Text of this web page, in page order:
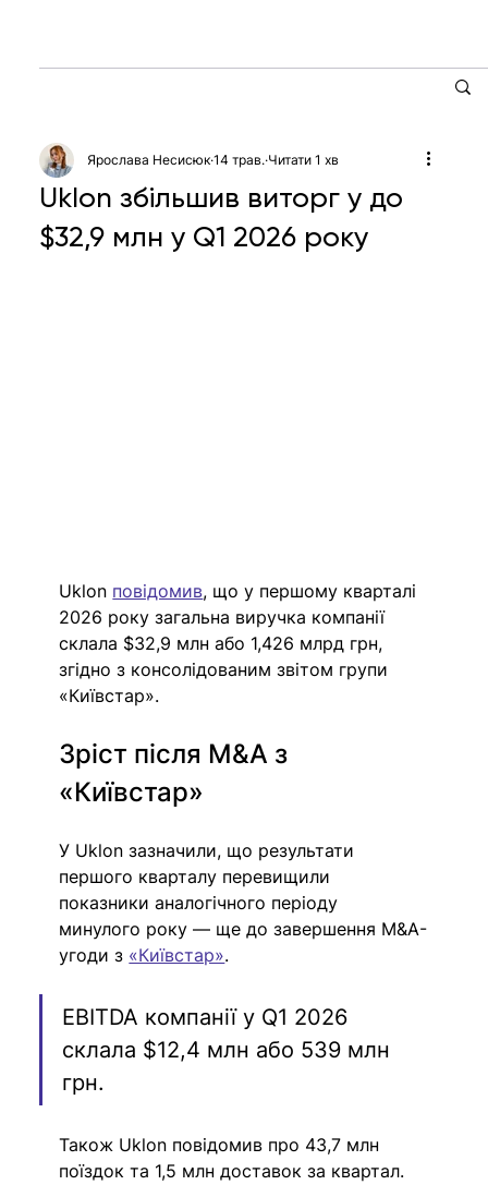
Uklon збільшив виторг у до
$32,9 млн у Q1 2026 року
Ярослава Несисюк 14 трав. Читати 1 хв
Uklon повідомив, що у першому кварталі
2026 року загальна виручка компанії
склала $32,9 млн або 1,426 млрд грн,
згідно з консолідованим звітом групи
«Київстар».
Зріст після M&A з
«Київстар»
У Uklon зазначили, що результати
першого кварталу перевищили
показники аналогічного періоду
минулого року — ще до завершення M&A-
угоди з «Київстар».
EBITDA компанії у Q1 2026
склала $12,4 млн або 539 млн
грн.
Також Uklon повідомив про 43,7 млн
поїздок та 1,5 млн доставок за квартал.